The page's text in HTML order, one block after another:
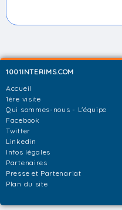
1001INTERIMS.COM
Accueil
1ère visite
Qui sommes-nous - L'équipe
Facebook
Twitter
Linkedin
Infos légales
Partenaires
Presse et Partenariat
Plan du site